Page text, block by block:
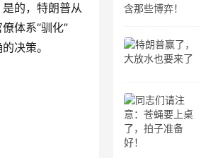
的，特朗普从
僚体系“驯化”
决策。